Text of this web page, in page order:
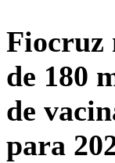
Fiocruz
de 180
de
para